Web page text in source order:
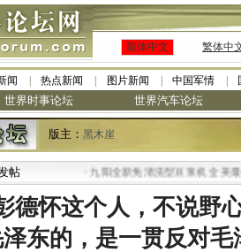
简体中文 繁体中
闻 热点新闻 图片新闻 中国军情
世界时事论坛 世界汽车论坛
版主： 黑木崖
帖 九阳全新免清洗型豆浆机 全美最低
德怀这个人，不说野
东的，是一贯反对毛